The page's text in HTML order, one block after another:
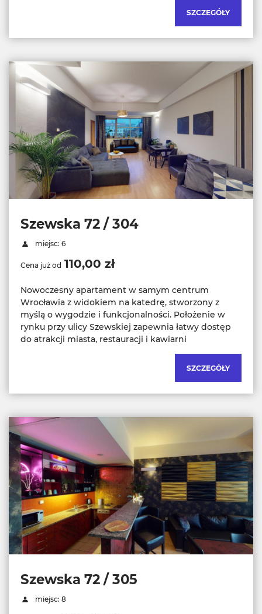
SZCZEGÓŁY
Szewska 72 / 304
miejsc: 6
Cena już od 110,00 zł
Nowoczesny apartament w samym centrum
Wrocławia z widokiem na katedrę, stworzony z
myślą o wygodzie i funkcjonalności. Położenie w
rynku przy ulicy Szewskiej zapewnia łatwy dostęp
do atrakcji miasta, restauracji i kawiarni
SZCZEGÓŁY
Szewska 72 / 305
miejsc: 8